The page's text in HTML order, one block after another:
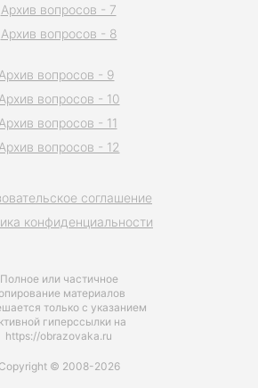
Полное или частичное
материалов
только с указанием
гиперссылки на
https://obrazovaka.ru
соглашение
конфиденциальности
Архив вопросов - 7
Архив вопросов - 8
Архив вопросов - 9
Архив вопросов - 10
Архив вопросов - 11
Архив вопросов - 12
Copyright © 2008-2026